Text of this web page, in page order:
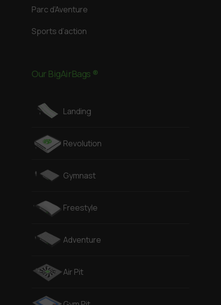
Parc d’Aventure
Sports d’action
Our BigAirBags ®
Landing
Revolution
Gymnast
Freestyle
Adventure
Air Pit